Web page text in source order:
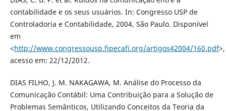
contabilidade e os seus usuários. In: Congresso USP de
Controladoria e Contabilidade, 2004, São Paulo. Disponível
em
<http://www.congressousp.fipecafi.org/artigos42004/160.pdf>,
acesso em: 22/12/2012.
DIAS FILHO, J. M. NAKAGAWA, M. Análise do Processo da
Comunicação Contábil: Uma Contribuição para a Solução de
Problemas Semânticos, Utilizando Conceitos da Teoria da